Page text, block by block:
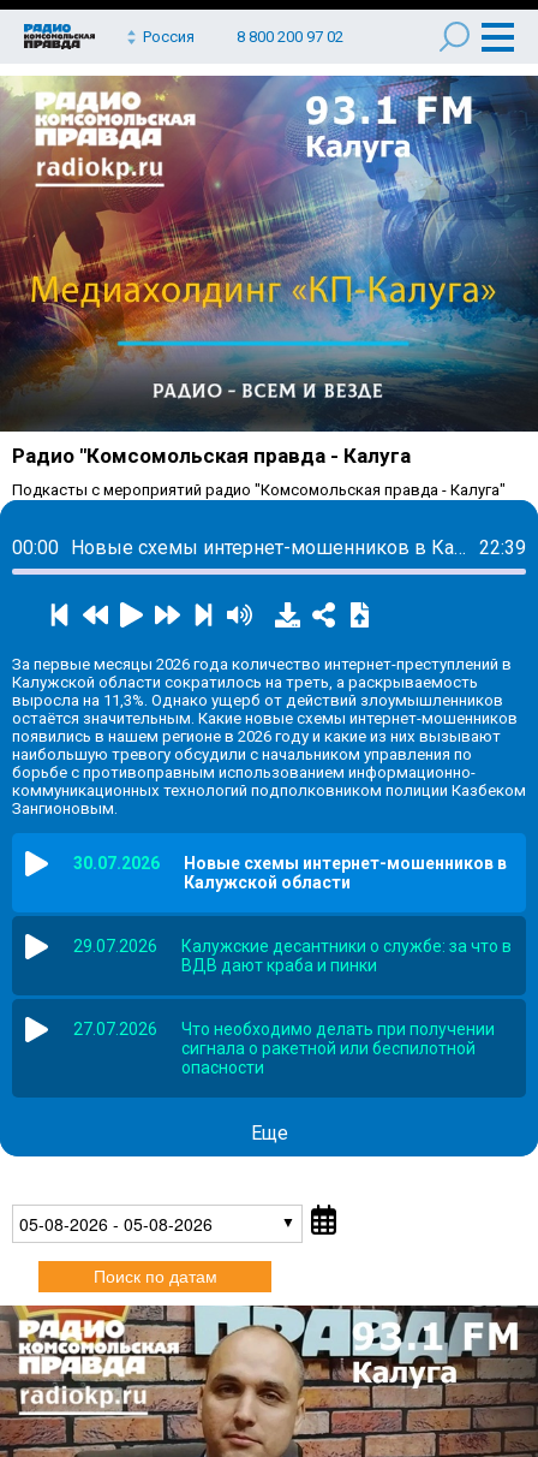
Россия 8 800 200 97 02
Радио "Комсомольская правда - Калуга
Подкасты с мероприятий радио "Комсомольская правда - Калуга"
00:00 Новые схемы интернет-мошенников в Калужской области 22:39
За первые месяцы 2026 года количество интернет-преступлений в
Калужской области сократилось на треть, а раскрываемость
выросла на 11,3%. Однако ущерб от действий злоумышленников
остаётся значительным. Какие новые схемы интернет-мошенников
появились в нашем регионе в 2026 году и какие из них вызывают
наибольшую тревогу обсудили с начальником управления по
борьбе с противоправным использованием информационно-
коммуникационных технологий подполковником полиции Казбеком
Зангионовым.
30.07.2026
Новые схемы интернет-мошенников в
Калужской области
29.07.2026
Калужские десантники о службе: за что в
ВДВ дают краба и пинки
27.07.2026
Что необходимо делать при получении
сигнала о ракетной или беспилотной
опасности
Еще
05-08-2026 - 05-08-2026
Поиск по датам